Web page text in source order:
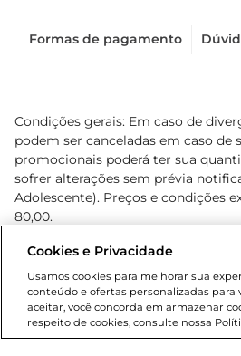
Formas de pagamento
Condições gerais: Em caso de
podem ser canceladas em caso
promocionais poderá ter sua
sofrer alterações sem prévia
Adolescente). Preços e condições
80,00.
Cookies e Privacidade
Usamos cookies para melhorar sua
conteúdo e ofertas personalizadas para
aceitar, você concorda em armazenar
respeito de cookies, consulte nossa